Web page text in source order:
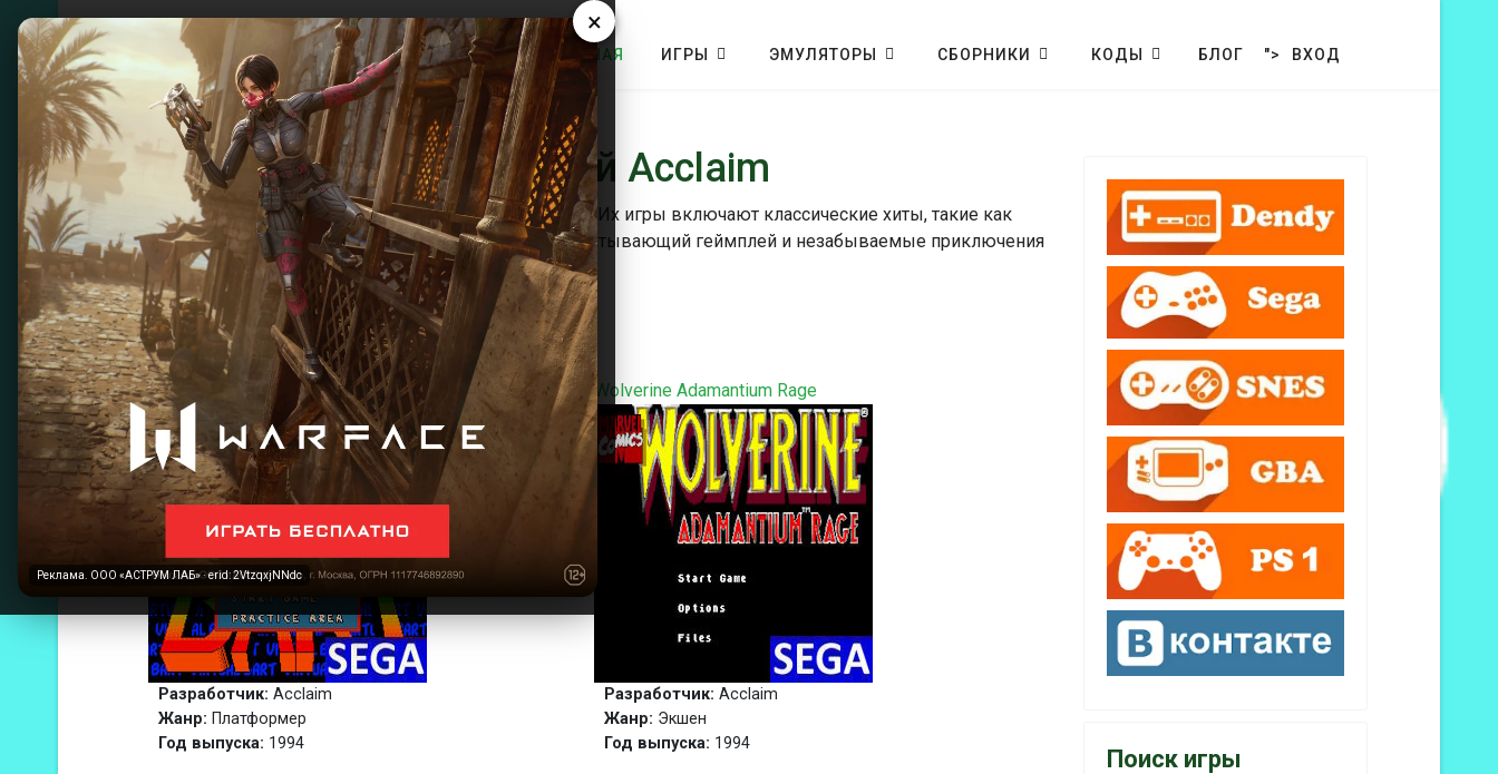
×
Реклама. ООО «АСТРУМ ЛАБ» · erid: 2VtzqxjNNdc
ГЛАВНАЯ ИГРЫ ЭМУЛЯТОРЫ СБОРНИКИ КОДЫ БЛОГ "> ВХОД
Игры для ретро консолей Acclaim
Acclaim - легендарный производитель ретро-консолей. Их игры включают классические хиты, такие как
Mortal Kombat, NBA Jam и Turok. Отличная графика, захватывающий геймплей и незабываемые приключения
ждут вас в мире Acclaim!
Фильтр по заголовку Поиск Очистить Кол-во строк:
Virtual Bart
Разработчик: Acclaim
Жанр: Платформер
Год выпуска: 1994
Wolverine Adamantium Rage
Разработчик: Acclaim
Жанр: Экшен
Год выпуска: 1994
Поиск игры